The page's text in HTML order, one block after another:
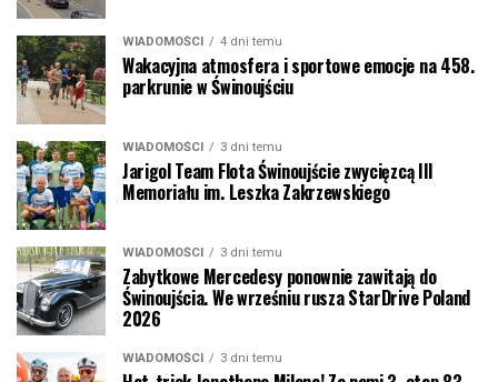
WIADOMOŚCI 4 dni temu
Wakacyjna atmosfera i sportowe emocje na 458.
parkrunie w Świnoujściu
WIADOMOŚCI 3 dni temu
Jarigol Team Flota Świnoujście zwycięzcą III
Memoriału im. Leszka Zakrzewskiego
WIADOMOŚCI 3 dni temu
Zabytkowe Mercedesy ponownie zawitają do
Świnoujścia. We wrześniu rusza StarDrive Poland
2026
WIADOMOŚCI 3 dni temu